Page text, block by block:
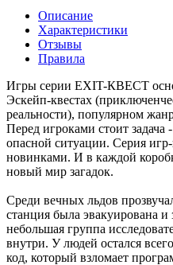
Описание
Характеристики
Отзывы
Правила
Игры серии EXIT-КВЕСТ
Эскейп-квестах
реальности), популярном
Перед игроками стоит задача
опасной ситуации. Серия
новинками. И в каждой
новый мир загадок.
Среди вечных льдов
станция была эвакуирована и
небольшая группа
внутри. У людей остался
код, который взломает